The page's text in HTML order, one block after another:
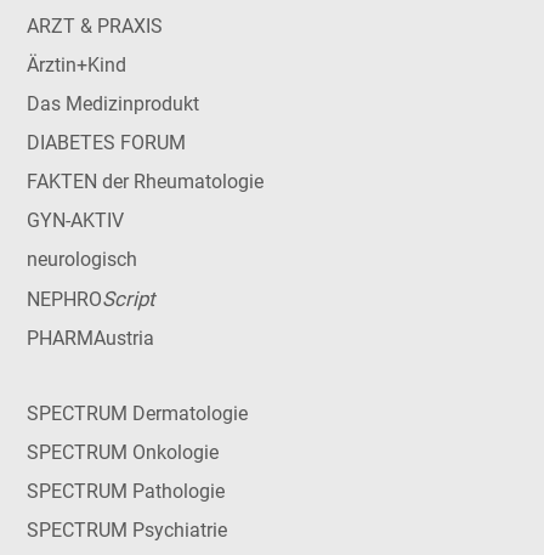
ARZT & PRAXIS
Ärztin+Kind
Das Medizinprodukt
DIABETES FORUM
FAKTEN der Rheumatologie
GYN-AKTIV
neurologisch
NEPHROScript
PHARMAustria
SPECTRUM Dermatologie
SPECTRUM Onkologie
SPECTRUM Pathologie
SPECTRUM Psychiatrie